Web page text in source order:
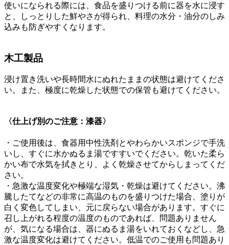
使いになられる際には、食品を盛りつける前に器を水に浸す
と、しっとりした鮮やさが得られ、料理の水分・油分のしみ
込みも防ぎやすくなります。
木工製品
浸け置き洗いや長時間水にぬれたままの状態は避けてくださ
い。また、極度に乾燥した状態での保管も避けてください。
〈仕上げ別のご注意：漆器〉
・ご使用後は、食器用中性洗剤とやわらかいスポンジで手洗
いし、すぐに水かぬるま湯ですすいでください。乾いた柔ら
かい布で水気を拭きとり、よく乾燥させてからしまってくだ
さい。
・急激な温度変化や極端な湿気・乾燥は避けてください。沸
騰したてなどの非常に高温のものを盛りつけた場合、塗りが
白く変色してしまい、元に戻らない場合があります。すぐに
召し上がれる程度の温度のものであれば、問題ありません
が、気になる場合は、器にぬるま湯をいれておくなどし、急
激な温度変化は避けてください。低温でのご使用も問題あり